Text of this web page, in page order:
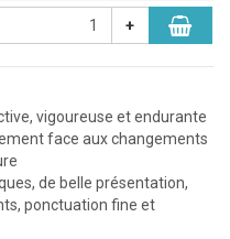
+
vigoureuse et endurante
face aux changements
de belle présentation,
ponctuation fine et